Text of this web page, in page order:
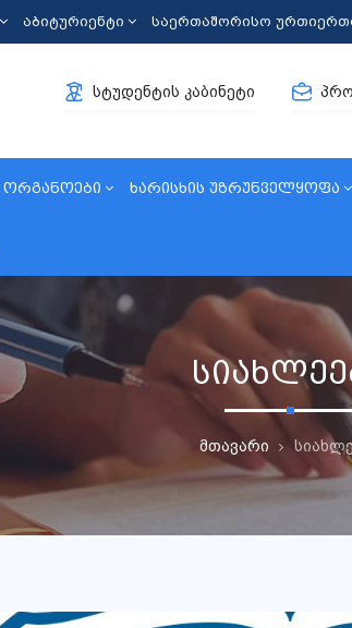
აბიტურიენტი საერთაშორისო
სტუდენტის კაბინეტი
ორგანოები ხარისხის უზრუნველყოფა
მთავარი